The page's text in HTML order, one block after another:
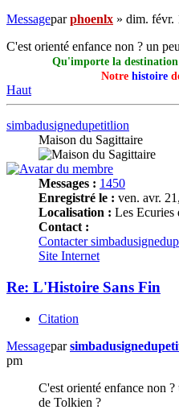
Messageparphoenlx » dim. févr.
C'est orienté enfance non ? un
Qu'importe la destination
Notre histoire
Haut
simbadusignedupetitlion
Maison du Sagittaire
Messages : 1450
Enregistré le : ven. avr.
Localisation : Les Ecuries
Contact :
Contacter
Site Internet
Re: L'Histoire Sans Fin
Citation
Messagepar
pm
C'est orienté enfance non
de Tolkien ?